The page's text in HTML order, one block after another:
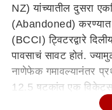
NZ) यांच्यातील दुसरा
(Abandoned) करण्यात
(BCCI) ट्विटरद्वारे
पावसाचं सावट होतं.
नाणेफेक गमावल्यानंतर
12.5 षटकांत एक विकेट्स
सततच्या पावसामुळं